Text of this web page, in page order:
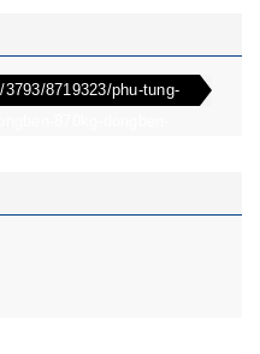
8719323/phu-tung-